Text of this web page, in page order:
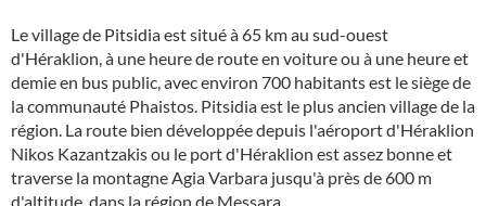
Le village de Pitsidia est situé à 65 km au sud-ouest
d'Héraklion, à une heure de route en voiture ou à une heure et
demie en bus public, avec environ 700 habitants est le siège de
la communauté Phaistos. Pitsidia est le plus ancien village de la
région. La route bien développée depuis l'aéroport d'Héraklion
Nikos Kazantzakis ou le port d'Héraklion est assez bonne et
traverse la montagne Agia Varbara jusqu'à près de 600 m
d'altitude. dans la région de Messara.